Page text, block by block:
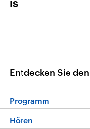
IS
Entdecken Sie
Programm
Programm
Hören